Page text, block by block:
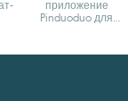
приложение
Pinduoduo для